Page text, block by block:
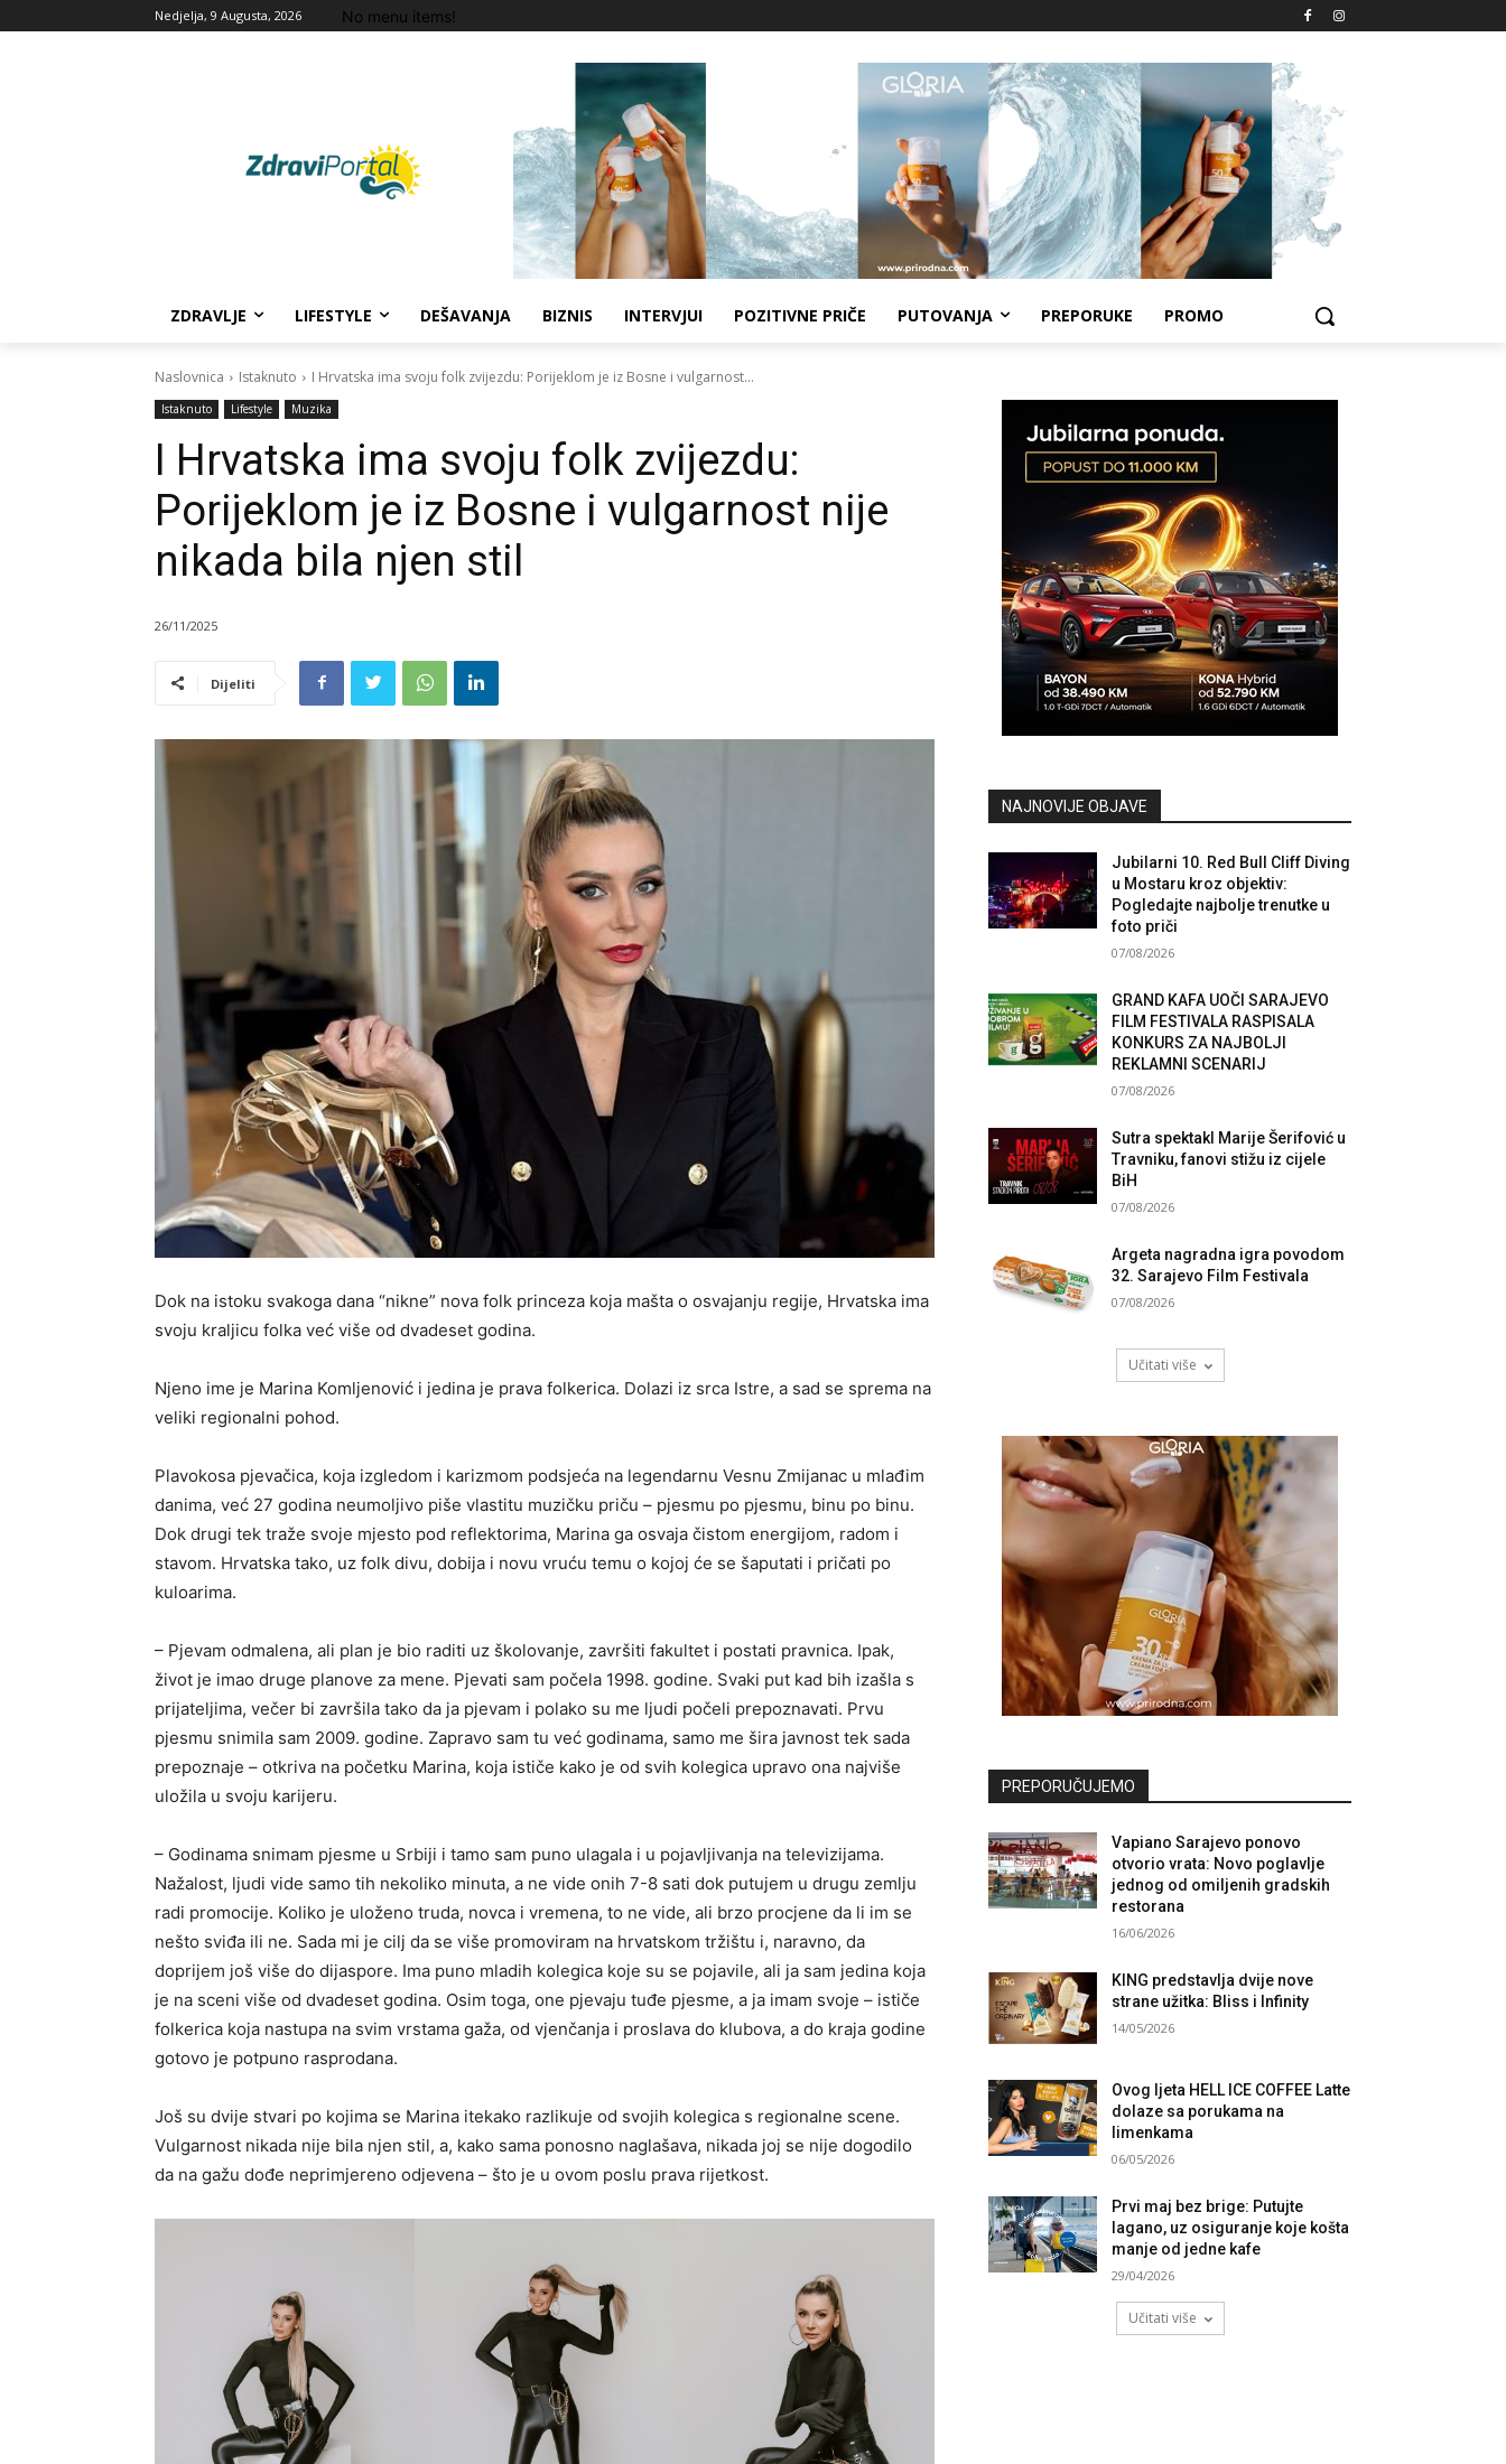
Nedjelja, 9 Augusta, 2026 No menu items!
ZDRAVLJE LIFESTYLE DEŠAVANJA BIZNIS INTERVJUI POZITIVNE PRIČE PUTOVANJA PREPORUKE PROMO
Naslovnica Istaknuto I Hrvatska ima svoju folk zvijezdu: Porijeklom je iz Bosne i vulgarnost...
Istaknuto Lifestyle Muzika
I Hrvatska ima svoju folk zvijezdu:
Porijeklom je iz Bosne i vulgarnost nije
nikada bila njen stil
26/11/2025
Dijeliti
Dok na istoku svakoga dana “nikne” nova folk princeza koja mašta o osvajanju regije, Hrvatska ima
svoju kraljicu folka već više od dvadeset godina.
Njeno ime je Marina Komljenović i jedina je prava folkerica. Dolazi iz srca Istre, a sad se sprema na
veliki regionalni pohod.
Plavokosa pjevačica, koja izgledom i karizmom podsjeća na legendarnu Vesnu Zmijanac u mlađim
danima, već 27 godina neumoljivo piše vlastitu muzičku priču – pjesmu po pjesmu, binu po binu.
Dok drugi tek traže svoje mjesto pod reflektorima, Marina ga osvaja čistom energijom, radom i
stavom. Hrvatska tako, uz folk divu, dobija i novu vruću temu o kojoj će se šaputati i pričati po
kuloarima.
– Pjevam odmalena, ali plan je bio raditi uz školovanje, završiti fakultet i postati pravnica. Ipak,
život je imao druge planove za mene. Pjevati sam počela 1998. godine. Svaki put kad bih izašla s
prijateljima, večer bi završila tako da ja pjevam i polako su me ljudi počeli prepoznavati. Prvu
pjesmu snimila sam 2009. godine. Zapravo sam tu već godinama, samo me šira javnost tek sada
prepoznaje – otkriva na početku Marina, koja ističe kako je od svih kolegica upravo ona najviše
uložila u svoju karijeru.
– Godinama snimam pjesme u Srbiji i tamo sam puno ulagala i u pojavljivanja na televizijama.
Nažalost, ljudi vide samo tih nekoliko minuta, a ne vide onih 7-8 sati dok putujem u drugu zemlju
radi promocije. Koliko je uloženo truda, novca i vremena, to ne vide, ali brzo procjene da li im se
nešto sviđa ili ne. Sada mi je cilj da se više promoviram na hrvatskom tržištu i, naravno, da
doprijem još više do dijaspore. Ima puno mladih kolegica koje su se pojavile, ali ja sam jedina koja
je na sceni više od dvadeset godina. Osim toga, one pjevaju tuđe pjesme, a ja imam svoje – ističe
folkerica koja nastupa na svim vrstama gaža, od vjenčanja i proslava do klubova, a do kraja godine
gotovo je potpuno rasprodana.
Još su dvije stvari po kojima se Marina itekako razlikuje od svojih kolegica s regionalne scene.
Vulgarnost nikada nije bila njen stil, a, kako sama ponosno naglašava, nikada joj se nije dogodilo
da na gažu dođe neprimjereno odjevena – što je u ovom poslu prava rijetkost.
NAJNOVIJE OBJAVE
Jubilarni 10. Red Bull Cliff Diving
u Mostaru kroz objektiv:
Pogledajte najbolje trenutke u
foto priči
07/08/2026
GRAND KAFA UOČI SARAJEVO
FILM FESTIVALA RASPISALA
KONKURS ZA NAJBOLJI
REKLAMNI SCENARIJ
07/08/2026
Sutra spektakl Marije Šerifović u
Travniku, fanovi stižu iz cijele
BiH
07/08/2026
Argeta nagradna igra povodom
32. Sarajevo Film Festivala
07/08/2026
Učitati više
PREPORUČUJEMO
Vapiano Sarajevo ponovo
otvorio vrata: Novo poglavlje
jednog od omiljenih gradskih
restorana
16/06/2026
KING predstavlja dvije nove
strane užitka: Bliss i Infinity
14/05/2026
Ovog ljeta HELL ICE COFFEE Latte
dolaze sa porukama na
limenkama
06/05/2026
Prvi maj bez brige: Putujte
lagano, uz osiguranje koje košta
manje od jedne kafe
29/04/2026
Učitati više